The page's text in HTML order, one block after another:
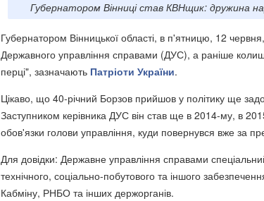
Губернатором Вінниці став КВНщик: дружина
Губернатором Вінницької області, в п'ятницю, 12
Державного управління справами (ДУС), а раніше
перці", зазначають Патріоти України.
Цікаво, що 40-річний Борзов прийшов у політику ще
Заступником керівника ДУС він став ще в 2014-му, в
обов'язки голови управління, куди повернувся вже за
Для довідки: Державне управління справами
технічного, соціально-побутового та іншого
Кабміну, РНБО та інших держорганів.